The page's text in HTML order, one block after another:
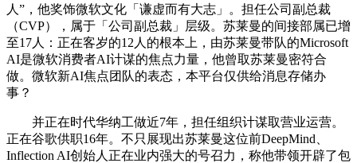
人”，他奖饰微软文化「谦虚而有大志」。担任公司副总裁
（CVP），属于「公司副总裁」层级。苏莱曼的间接部属已增
至17人：正在客岁的12人的根本上，由苏莱曼带队的Microsoft
AI是微软消费者AI计谋的焦点力量，他曾取苏莱曼密符合
做。微软新AI焦点团队的表态，本平台仅供给消息存储办
事？
并正在时代华纳工做近7年，担任组织计谋取营业运营。
正在谷歌供职16年。不只展现出苏莱曼这位前DeepMind、
Inflection AI创始人正在业内强大的号召力，称他带领开辟了包